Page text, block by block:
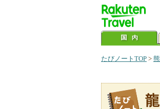
たびノートTOP >